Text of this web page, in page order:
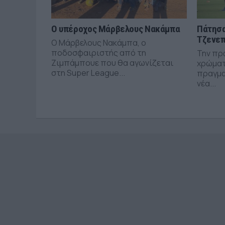
Ο υπέροχος Μάρβελους Νακάμπα
Ο Μάρβελους Νακάμπα, ο
ποδοσφαιριστής από τη
Ζιμπάμπουε που θα αγωνίζεται
στη Super League...
Την
νέα...